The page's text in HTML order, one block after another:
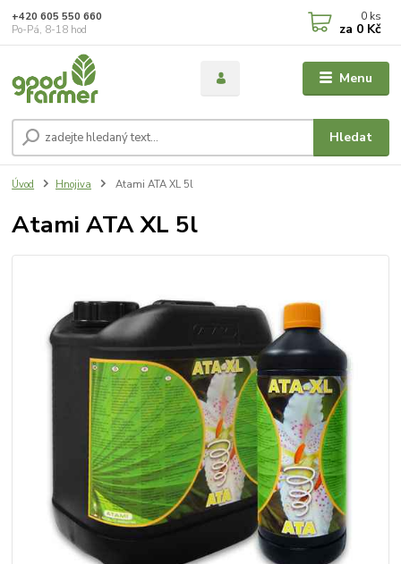
Menu
Hledat
+420 605 550 660
Po-Pá, 8-18 hod
0 ks
za 0 Kč
Úvod Hnojiva Atami ATA XL 5l
Atami ATA XL 5l